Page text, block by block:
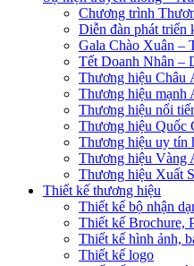
Chương trình
Diễn đàn phát triển
Gala Chào Xuân –
Tết Doanh Nhân –
Thương hiệu Châu
Thương hiệu mạnh
Thương hiệu nổi
Thương hiệu Quốc
Thương hiệu uy tín
Thương hiệu Vàng
Thương hiệu Xuất
Thiết kế thương hiệu
Thiết kế bộ nhận
Thiết kế Brochure,
Thiết kế hình ảnh,
Thiết kế logo